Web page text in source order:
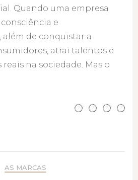
Quando uma empresa
e
de conquistar a
atrai talentos e
na sociedade. Mas o
AS MARCAS